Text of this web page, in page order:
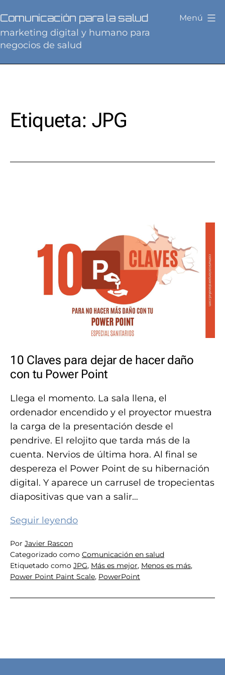
al
contenido
Comunicación para la salud
marketing digital y humano para
negocios de salud
Menú
Etiqueta: JPG
10 Claves para dejar de hacer daño
con tu Power Point
Llega el momento. La sala llena, el
ordenador encendido y el proyector muestra
la carga de la presentación desde el
pendrive. El relojito que tarda más de la
cuenta. Nervios de última hora. Al final se
despereza el Power Point de su hibernación
digital. Y aparece un carrusel de tropecientas
diapositivas que van a salir…
Seguir leyendo10
dejar
de
Point
Por Javier Rascon
Categorizado como Comunicación en salud
Etiquetado como JPG, Más es mejor, Menos es más,
Power Point Paint Scale, PowerPoint